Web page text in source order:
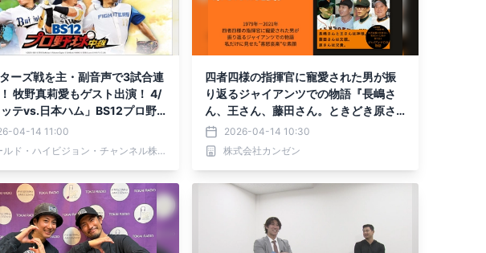
ーズ戦を主・副音声で3試合連
牧野真莉愛もゲスト出演！ 4/
テvs.日本ハム」BS12プロ野
04-14 11:00
ワールド・ハイビジョン・チャンネル株式会社
四者四様の指揮官に寵愛された男が振
り返るジャイアンツでの物語『長嶋さ
ん、王さん、藤田さん。ときどき原さ
ん』が4月14日に発売
2026-04-14 10:30
株式会社カンゼン